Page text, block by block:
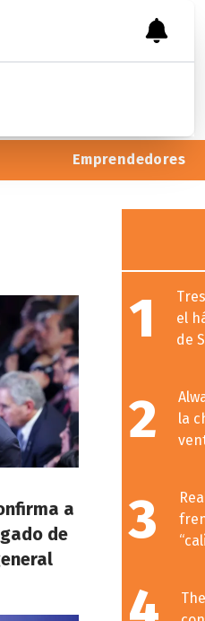
Emprendedores
a
de
1
el
de
2
la
3